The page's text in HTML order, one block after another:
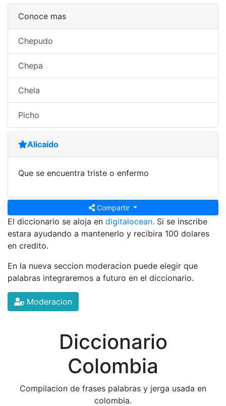
Conoce mas
Chepudo
Chepa
Chela
Picho
Alicaído
Que se encuentra triste o enfermo
Compartir
El diccionario se aloja en digitalocean. Si se inscribe
estara ayudando a mantenerlo y recibira 100 dolares
en credito.
En la nueva seccion moderacion puede elegir que
palabras integraremos a futuro en el diccionario.
Moderacion
Diccionario
Colombia
Compilacion de frases palabras y jerga usada en
colombia.